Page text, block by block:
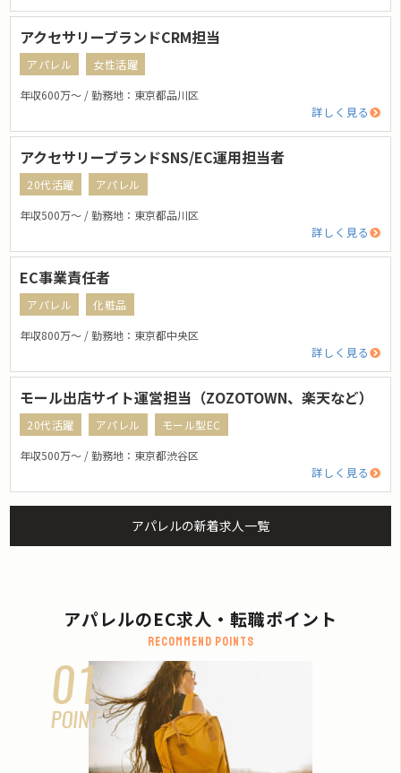
アクセサリーブランドCRM担当
アパレル
女性活躍
年収600万〜 / 勤務地：東京都品川区
詳しく見る
アクセサリーブランドSNS/EC運用担当者
20代活躍
アパレル
年収500万〜 / 勤務地：東京都品川区
詳しく見る
EC事業責任者
アパレル
化粧品
年収800万〜 / 勤務地：東京都中央区
詳しく見る
モール出店サイト運営担当（ZOZOTOWN、楽天など）
20代活躍 アパレル
モール型EC
年収500万〜 / 勤務地：東京都渋谷区
詳しく見る
アパレルの新着求人一覧
アパレルのEC求人・転職ポイント
Recommend points